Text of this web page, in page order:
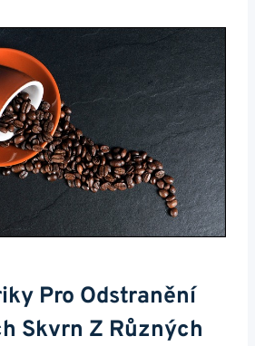
Pro Odstranění
Skvrn‍ Z Různých